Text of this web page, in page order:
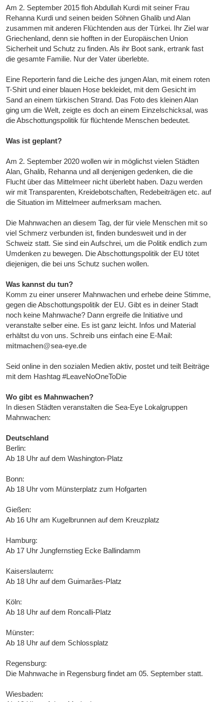
Am 2. September 2015 floh Abdullah Kurdi mit seiner Frau
Rehanna Kurdi und seinen beiden Söhnen Ghalib und Alan
zusammen mit anderen Flüchtenden aus der Türkei. Ihr Ziel war
Griechenland, denn sie hofften in der Europäischen Union
Sicherheit und Schutz zu finden. Als ihr Boot sank, ertrank fast
die gesamte Familie. Nur der Vater überlebte.
Eine Reporterin fand die Leiche des jungen Alan, mit einem roten
T-Shirt und einer blauen Hose bekleidet, mit dem Gesicht im
Sand an einem türkischen Strand. Das Foto des kleinen Alan
ging um die Welt, zeigte es doch an einem Einzelschicksal, was
die Abschottungspolitik für flüchtende Menschen bedeutet.
Was ist geplant?
Am 2. September 2020 wollen wir in möglichst vielen Städten
Alan, Ghalib, Rehanna und all denjenigen gedenken, die die
Flucht über das Mittelmeer nicht überlebt haben. Dazu werden
wir mit Transparenten, Kreidebotschaften, Redebeiträgen etc. auf
die Situation im Mittelmeer aufmerksam machen.
Die Mahnwachen an diesem Tag, der für viele Menschen mit so
viel Schmerz verbunden ist, finden bundesweit und in der
Schweiz statt. Sie sind ein Aufschrei, um die Politik endlich zum
Umdenken zu bewegen. Die Abschottungspolitik der EU tötet
diejenigen, die bei uns Schutz suchen wollen.
Was kannst du tun?
Komm zu einer unserer Mahnwachen und erhebe deine Stimme,
gegen die Abschottungspolitik der EU. Gibt es in deiner Stadt
noch keine Mahnwache? Dann ergreife die Initiative und
veranstalte selber eine. Es ist ganz leicht. Infos und Material
erhältst du von uns. Schreib uns einfach eine E-Mail:
mitmachen@sea-eye.de
Seid online in den sozialen Medien aktiv, postet und teilt Beiträge
mit dem Hashtag #LeaveNoOneToDie
Wo gibt es Mahnwachen?
In diesen Städten veranstalten die Sea-Eye Lokalgruppen
Mahnwachen:
Deutschland
Berlin:
Ab 18 Uhr auf dem Washington-Platz
Bonn:
Ab 18 Uhr vom Münsterplatz zum Hofgarten
Gießen:
Ab 16 Uhr am Kugelbrunnen auf dem Kreuzplatz
Hamburg:
Ab 17 Uhr Jungfernstieg Ecke Ballindamm
Kaiserslautern:
Ab 18 Uhr auf dem Guimarães-Platz
Köln:
Ab 18 Uhr auf dem Roncalli-Platz
Münster:
Ab 18 Uhr auf dem Schlossplatz
Regensburg:
Die Mahnwache in Regensburg findet am 05. September statt.
Wiesbaden: